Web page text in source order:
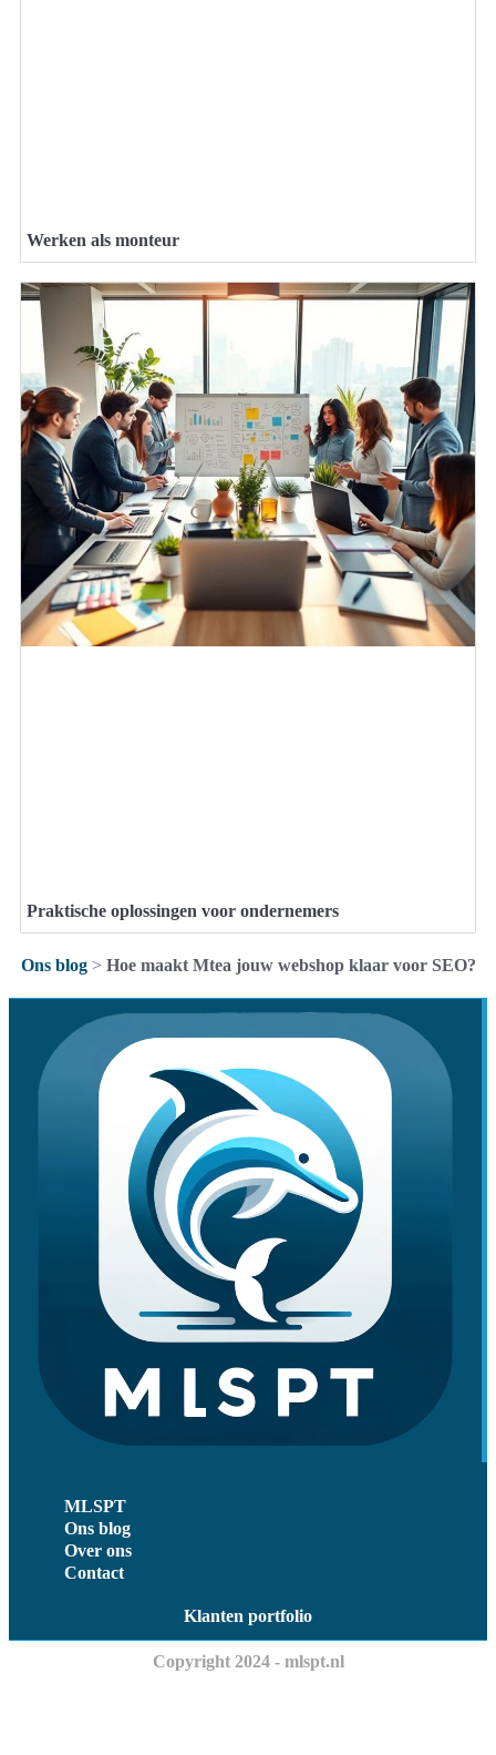
Werken als monteur
Praktische oplossingen voor ondernemers
Ons blog> Hoe maakt Mtea jouw webshop klaar voor SEO?
MLSPT
Ons blog
Over ons
Contact
Klanten portfolio
Copyright 2024 - mlspt.nl